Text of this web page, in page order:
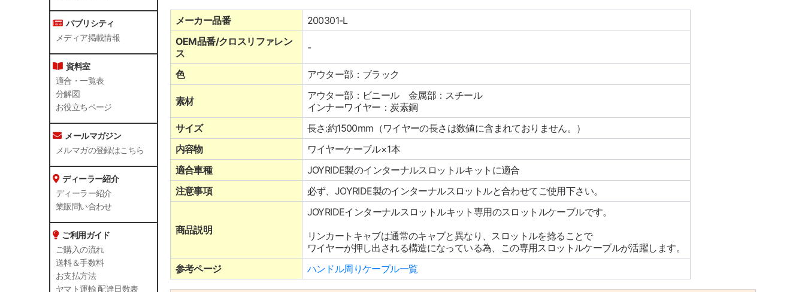
パブリシティ
メディア掲載情報
資料室
適合・一覧表
分解図
お役立ちページ
メールマガジン
メルマガの登録はこちら
ディーラー紹介
ディーラー紹介
業販問い合わせ
ご利用ガイド
ご購入の流れ
送料＆手数料
お支払方法
ヤマト運輸 配達日数表
メーカー品番
200301-L
OEM品番/クロスリファレン
ス
-
色 アウター部：ブラック
素材
アウター部：ビニール 金属部：スチール
インナーワイヤー：炭素鋼
サイズ
長さ:約1500mm（ワイヤーの長さは数値に含まれておりません。）
内容物
ワイヤーケーブル×1本
適合車種
JOYRIDE製のインターナルスロットルキットに適合
注意事項
必ず、JOYRIDE製のインターナルスロットルと合わせてご使用下さい。
商品説明
JOYRIDEインターナルスロットルキット専用のスロットルケーブルです。
リンカートキャブは通常のキャブと異なり、スロットルを捻ることで
ワイヤーが押し出される構造になっている為、この専用スロットルケーブルが活躍します。
参考ページ
ハンドル周りケーブル一覧